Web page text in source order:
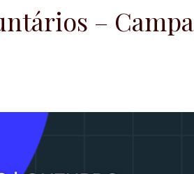
–